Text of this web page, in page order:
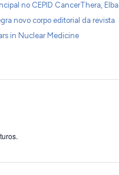
no CEPID CancerThera, Elba
novo corpo editorial da revista
in Nuclear Medicine